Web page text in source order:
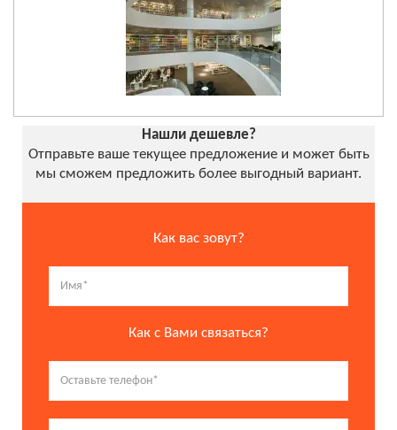
Нашли дешевле?
Отправьте ваше текущее предложение и может быть
мы сможем предложить более выгодный вариант.
Как вас зовут?
Как с Вами связаться?